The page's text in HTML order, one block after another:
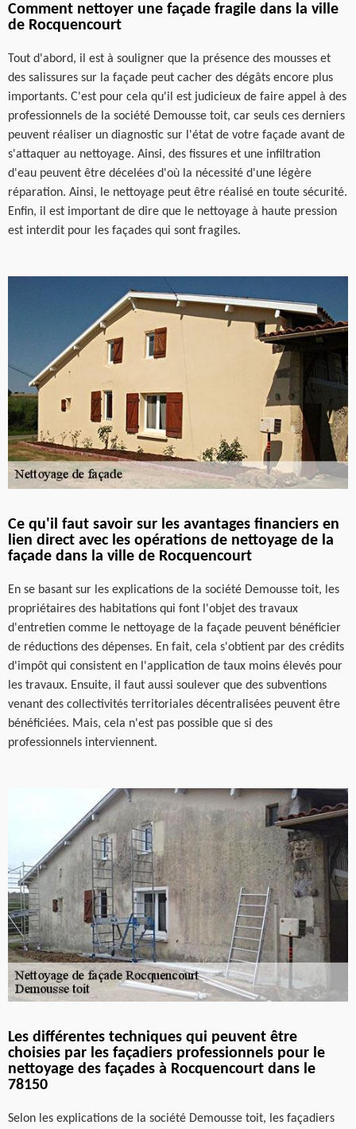
Comment nettoyer une façade fragile dans la ville
de Rocquencourt
Tout d'abord, il est à souligner que la présence des mousses et
des salissures sur la façade peut cacher des dégâts encore plus
importants. C'est pour cela qu'il est judicieux de faire appel à des
professionnels de la société Demousse toit, car seuls ces derniers
peuvent réaliser un diagnostic sur l'état de votre façade avant de
s'attaquer au nettoyage. Ainsi, des fissures et une infiltration
d'eau peuvent être décelées d'où la nécessité d'une légère
réparation. Ainsi, le nettoyage peut être réalisé en toute sécurité.
Enfin, il est important de dire que le nettoyage à haute pression
est interdit pour les façades qui sont fragiles.
Ce qu'il faut savoir sur les avantages financiers en
lien direct avec les opérations de nettoyage de la
façade dans la ville de Rocquencourt
En se basant sur les explications de la société Demousse toit, les
propriétaires des habitations qui font l'objet des travaux
d'entretien comme le nettoyage de la façade peuvent bénéficier
de réductions des dépenses. En fait, cela s'obtient par des crédits
d'impôt qui consistent en l'application de taux moins élevés pour
les travaux. Ensuite, il faut aussi soulever que des subventions
venant des collectivités territoriales décentralisées peuvent être
bénéficiées. Mais, cela n'est pas possible que si des
professionnels interviennent.
Les différentes techniques qui peuvent être
choisies par les façadiers professionnels pour le
nettoyage des façades à Rocquencourt dans le
78150
Selon les explications de la société Demousse toit, les façadiers